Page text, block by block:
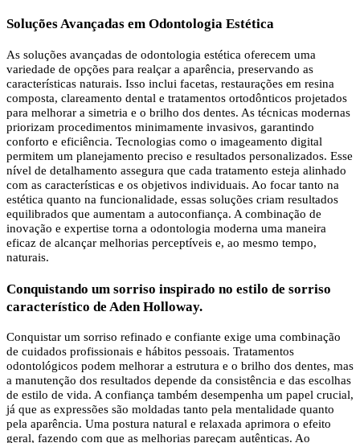
Soluções Avançadas em Odontologia Estética
As soluções avançadas de odontologia estética oferecem uma
variedade de opções para realçar a aparência, preservando as
características naturais. Isso inclui facetas, restaurações em resina
composta, clareamento dental e tratamentos ortodônticos projetados
para melhorar a simetria e o brilho dos dentes. As técnicas modernas
priorizam procedimentos minimamente invasivos, garantindo
conforto e eficiência. Tecnologias como o imageamento digital
permitem um planejamento preciso e resultados personalizados. Esse
nível de detalhamento assegura que cada tratamento esteja alinhado
com as características e os objetivos individuais. Ao focar tanto na
estética quanto na funcionalidade, essas soluções criam resultados
equilibrados que aumentam a autoconfiança. A combinação de
inovação e expertise torna a odontologia moderna uma maneira
eficaz de alcançar melhorias perceptíveis e, ao mesmo tempo,
naturais.
Conquistando um sorriso inspirado no estilo de sorriso
característico de Aden Holloway.
Conquistar um sorriso refinado e confiante exige uma combinação
de cuidados profissionais e hábitos pessoais. Tratamentos
odontológicos podem melhorar a estrutura e o brilho dos dentes, mas
a manutenção dos resultados depende da consistência e das escolhas
de estilo de vida. A confiança também desempenha um papel crucial,
já que as expressões são moldadas tanto pela mentalidade quanto
pela aparência. Uma postura natural e relaxada aprimora o efeito
geral, fazendo com que as melhorias pareçam autênticas. Ao